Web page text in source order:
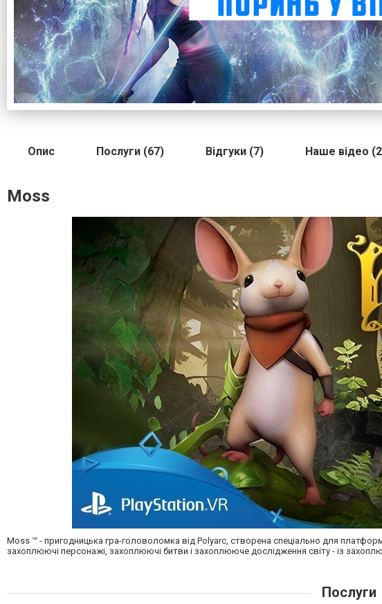
Опис Послуги (67) Відгуки (7) Наше відео
Moss
Moss ™ - пригодницька гра-головоломка від Polyarc, створена спеціально для
захоплюючі персонажі, захоплюючі битви і захоплююче дослідження світу - із
Послуги